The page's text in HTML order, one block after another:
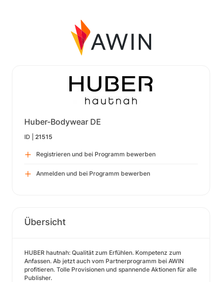
Huber-Bodywear DE
ID | 21515
Registrieren und bei Programm bewerben
Anmelden und bei Programm bewerben
Übersicht
HUBER hautnah: Qualität zum Erfühlen. Kompetenz zum
Anfassen. Ab jetzt auch vom Partnerprogramm bei AWIN
profitieren. Tolle Provisionen und spannende Aktionen für alle
Publisher.